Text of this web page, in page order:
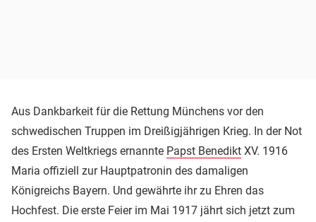
Aus Dankbarkeit für die Rettung Münchens vor den
schwedischen Truppen im Dreißigjährigen Krieg. In der Not
des Ersten Weltkriegs ernannte Papst Benedikt XV. 1916
Maria offiziell zur Hauptpatronin des damaligen
Königreichs Bayern. Und gewährte ihr zu Ehren das
Hochfest. Die erste Feier im Mai 1917 jährt sich jetzt zum